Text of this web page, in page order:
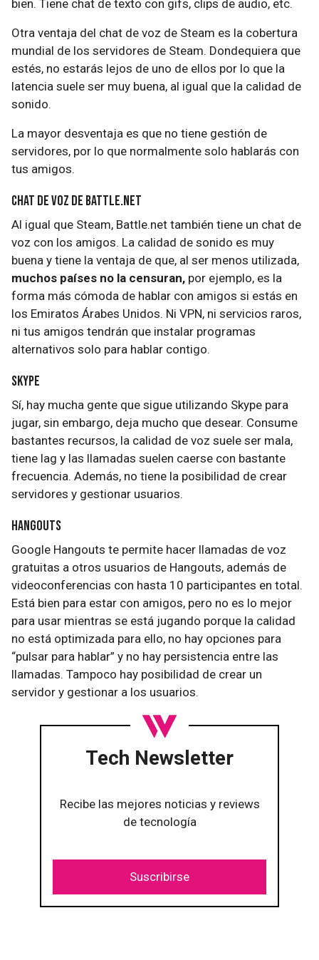
bien. Tiene chat de texto con gifs, clips de audio, etc.
Otra ventaja del chat de voz de Steam es la cobertura
mundial de los servidores de Steam. Dondequiera que
estés, no estarás lejos de uno de ellos por lo que la
latencia suele ser muy buena, al igual que la calidad de
sonido.
La mayor desventaja es que no tiene gestión de
servidores, por lo que normalmente solo hablarás con
tus amigos.
Chat de voz de Battle.net
Al igual que Steam, Battle.net también tiene un chat de
voz con los amigos. La calidad de sonido es muy
buena y tiene la ventaja de que, al ser menos utilizada,
muchos países no la censuran, por ejemplo, es la
forma más cómoda de hablar con amigos si estás en
los Emiratos Árabes Unidos. Ni VPN, ni servicios raros,
ni tus amigos tendrán que instalar programas
alternativos solo para hablar contigo.
Skype
Sí, hay mucha gente que sigue utilizando Skype para
jugar, sin embargo, deja mucho que desear. Consume
bastantes recursos, la calidad de voz suele ser mala,
tiene lag y las llamadas suelen caerse con bastante
frecuencia. Además, no tiene la posibilidad de crear
servidores y gestionar usuarios.
Hangouts
Google Hangouts te permite hacer llamadas de voz
gratuitas a otros usuarios de Hangouts, además de
videoconferencias con hasta 10 participantes en total.
Está bien para estar con amigos, pero no es lo mejor
para usar mientras se está jugando porque la calidad
no está optimizada para ello, no hay opciones para
“pulsar para hablar” y no hay persistencia entre las
llamadas. Tampoco hay posibilidad de crear un
servidor y gestionar a los usuarios.
Tech Newsletter
Recibe las mejores noticias y reviews
de tecnología
Suscribirse